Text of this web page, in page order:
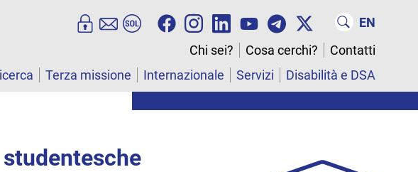
EN
Chi sei?
Cosa cerchi?
Contatti
Terza missione Internazionale Servizi Disabilità e DSA